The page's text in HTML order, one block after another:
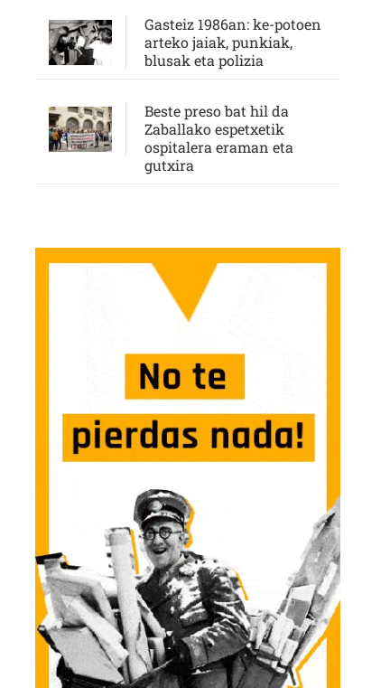
Gasteiz 1986an: ke-potoen
arteko jaiak, punkiak,
blusak eta polizia
Beste preso bat hil da
Zaballako espetxetik
ospitalera eraman eta
gutxira